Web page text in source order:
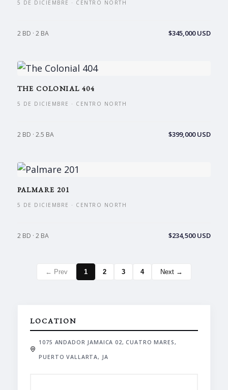
5 DE DICIEMBRE · CENTRO NORTH
2 BD · 2 BA $345,000 USD
THE COLONIAL 404
5 DE DICIEMBRE · CENTRO NORTH
2 BD · 2.5 BA $399,000 USD
PALMARE 201
5 DE DICIEMBRE · CENTRO NORTH
2 BD · 2 BA $234,500 USD
← Prev 1 2 3 4 Next →
LOCATION
1075 ANDADOR JAMAICA 02, CUATRO MARES,
PUERTO VALLARTA, JA